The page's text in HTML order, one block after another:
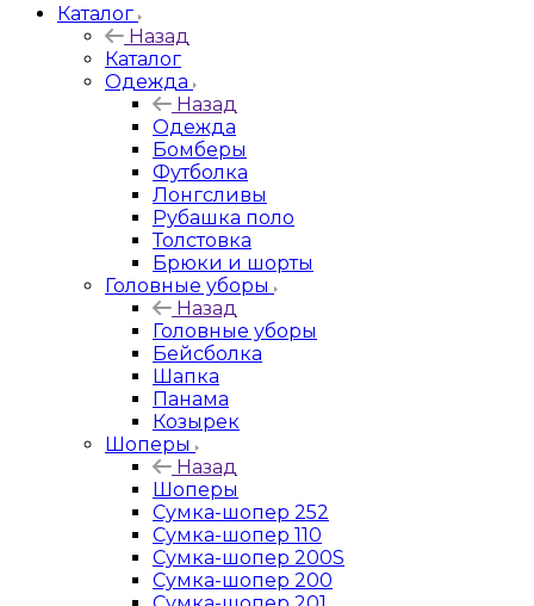
Каталог
Назад
Каталог
Одежда
Назад
Одежда
Бомберы
Футболка
Лонгсливы
Рубашка поло
Толстовка
Брюки и шорты
Головные уборы
Назад
Головные уборы
Бейсболка
Шапка
Панама
Козырек
Шоперы
Назад
Шоперы
Сумка-шопер 252
Сумка-шопер 110
Сумка-шопер 200S
Сумка-шопер 200